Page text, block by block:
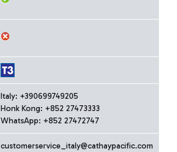
Italy: +390699749205
Honk Kong: +852 27473333
WhatsApp: +852 27472747
customerservice_italy@cathaypacific.com